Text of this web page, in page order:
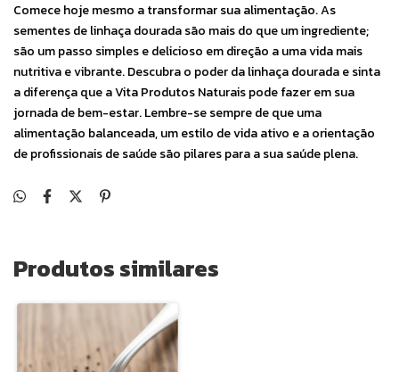
Comece hoje mesmo a transformar sua alimentação. As
sementes de linhaça dourada são mais do que um ingrediente;
são um passo simples e delicioso em direção a uma vida mais
nutritiva e vibrante. Descubra o poder da linhaça dourada e sinta
a diferença que a Vita Produtos Naturais pode fazer em sua
jornada de bem-estar. Lembre-se sempre de que uma
alimentação balanceada, um estilo de vida ativo e a orientação
de profissionais de saúde são pilares para a sua saúde plena.
Produtos similares